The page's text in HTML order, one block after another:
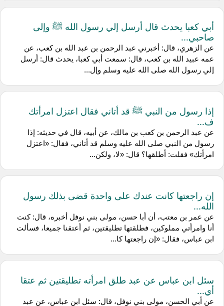
أبي كعبا يحدث قال أرسل إلي رسول الله ﷺ وإلى
صاحبي...
عن الزهري، قال: أخبرني عبد الرحمن بن عبد الله بن كعب، عن
عمه عبيد الله بن كعب، قال: سمعت أبي كعبا، يحدث قال: أرسل
إلي رسول الله صلى الله عليه وسلم وإل...
إذا رسول من النبي ﷺ قد أتاني فقال اعتزل امرأتك
ف...
عن عبد الرحمن بن كعب بن مالك، عن أبيه، قال في حديثه: إذا
رسول من النبي صلى الله عليه وسلم قد أتاني، فقال: «اعتزل
امرأتك» فقلت: أطلقها؟ قال: «لا، ولكن...
إن راجعتها كانت عندك على واحدة قضى بذلك رسول
الله...
عن عمر بن معتب، أن أبا حسن، مولى بني نوفل أخبره، قال: كنت
أنا وامرأتي مملوكين، فطلقتها تطليقتين، ثم أعتقنا جميعا، فسألت
ابن عباس، فقال: «إن راجعتها كا...
سئل ابن عباس عن عبد طلق امرأته تطليقتين ثم عتقا
أي...
عن أبي الحسن، مولى بني نوفل، قال: سئل ابن عباس، عن عبد